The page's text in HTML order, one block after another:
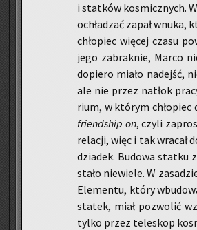
i stat­ków ko­smicz­nych.
ochła­dzać zapał wnuka,
chło­piec wię­cej czasu
jego za­brak­nie, Marco
do­pie­ro miało na­dejść,
ale nie przez na­tłok
rium, w któ­rym chło­piec
friend­ship on, czyli
re­la­cji, więc i tak wra­cał
dzia­dek. Bu­do­wa stat­ku
sta­ło nie­wie­le. W
Ele­mentu, który
sta­tek, miał po­zwo­lić
tylko przez te­le­skop